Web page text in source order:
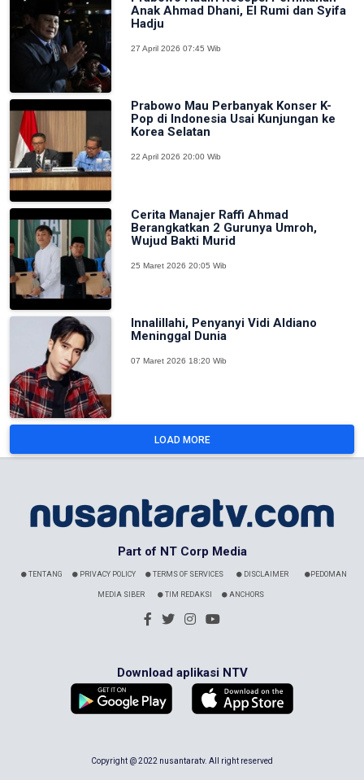
Anak Ahmad Dhani, El Rumi dan Syifa
Hadju
27 April 2026 07:45 Wib
Prabowo Mau Perbanyak Konser K-
Pop di Indonesia Usai Kunjungan ke
Korea Selatan
22 April 2026 20:00 Wib
Cerita Manajer Raffi Ahmad
Berangkatkan 2 Gurunya Umroh,
Wujud Bakti Murid
25 Maret 2026 20:05 Wib
Innalillahi, Penyanyi Vidi Aldiano
Meninggal Dunia
07 Maret 2026 18:20 Wib
LOAD MORE
Part of NT Corp Media
TENTANG PRIVACY POLICY TERMS OF SERVICES DISCLAIMER PEDOMAN
MEDIA SIBER TIM REDAKSI ANCHORS
Download aplikasi NTV
Copyright @ 2022 nusantaratv. All right reserved